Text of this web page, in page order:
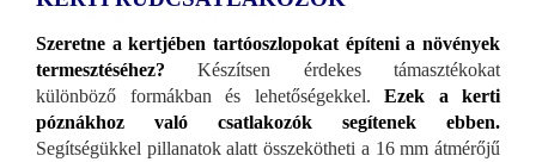
Szeretne a kertjében tartóoszlopokat építeni a növények
termesztéséhez?
Készítsen érdekes támasztékokat
különböző formákban és lehetőségekkel.
Ezek a kerti
póznákhoz való csatlakozók segítenek ebben.
Segítségükkel pillanatok alatt összekötheti a 16 mm átmérőjű